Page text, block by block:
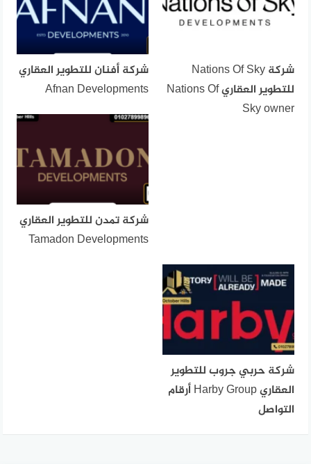
شركة Nations Of Sky
للتطوير العقاري Nations Of
Sky owner
شركة أفنان للتطوير العقاري
Afnan Developments
شركة تمدن للتطوير العقاري
Tamadon Developments
شركة حربي جروب للتطوير
العقاري Harby Group أرقام
التواصل